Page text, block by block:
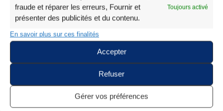
fraude et réparer les erreurs, Fournir et
présenter des publicités et du contenu.
Toujours activé
En savoir plus sur ces finalités
Accepter
Refuser
Gérer vos préférences
Tissus 338
Nouveautés Tissus 122
Coton Imprimé Oeko Tex 26